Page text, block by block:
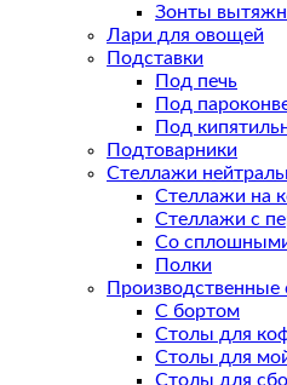
Зонты
Лари для овощей
Подставки
Под печь
Под
Под
Подтоварники
Стеллажи
Стеллажи на
Стеллажи с
Со
Полки
Производственные
С бортом
Столы для
Столы для
Столы для